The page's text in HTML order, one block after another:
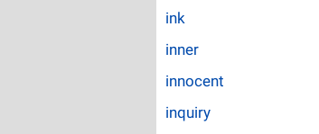
ink
inner
innocent
inquiry